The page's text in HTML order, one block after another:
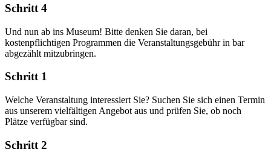
Schritt 4
Und nun ab ins Museum! Bitte denken Sie daran, bei
kostenpflichtigen Programmen die Veranstaltungsgebühr in bar
abgezählt mitzubringen.
Schritt 1
Welche Veranstaltung interessiert Sie? Suchen Sie sich einen Termin
aus unserem vielfältigen Angebot aus und prüfen Sie, ob noch
Plätze verfügbar sind.
Schritt 2